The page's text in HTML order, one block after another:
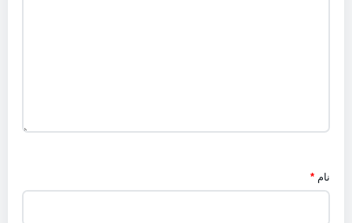
نام *